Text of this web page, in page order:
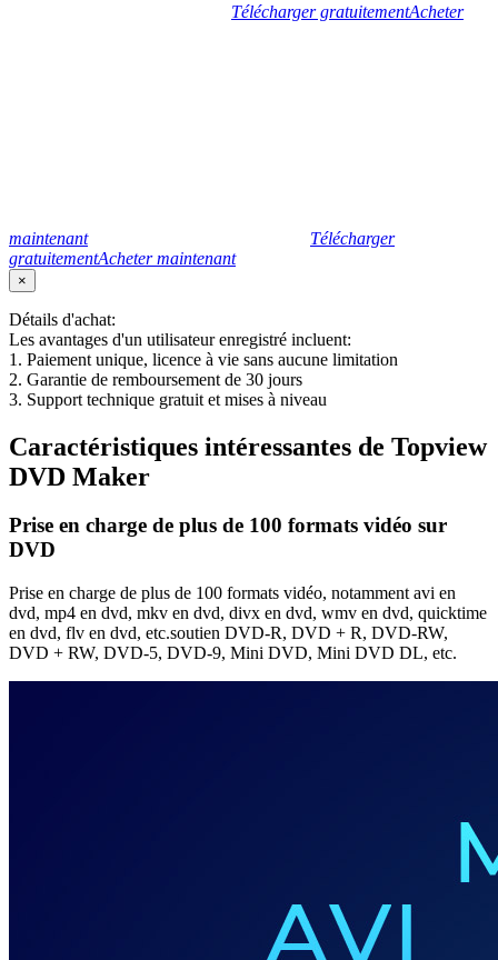
Télécharger gratuitementAcheter
maintenant
Télécharger
gratuitementAcheter maintenant
×
Détails d'achat:
Les avantages d'un utilisateur enregistré incluent:
1. Paiement unique, licence à vie sans aucune limitation
2. Garantie de remboursement de 30 jours
3. Support technique gratuit et mises à niveau
Caractéristiques intéressantes de Topview
DVD Maker
Prise en charge de plus de 100 formats vidéo sur
DVD
Prise en charge de plus de 100 formats vidéo, notamment avi en
dvd, mp4 en dvd, mkv en dvd, divx en dvd, wmv en dvd, quicktime
en dvd, flv en dvd, etc.soutien DVD-R, DVD + R, DVD-RW,
DVD + RW, DVD-5, DVD-9, Mini DVD, Mini DVD DL, etc.